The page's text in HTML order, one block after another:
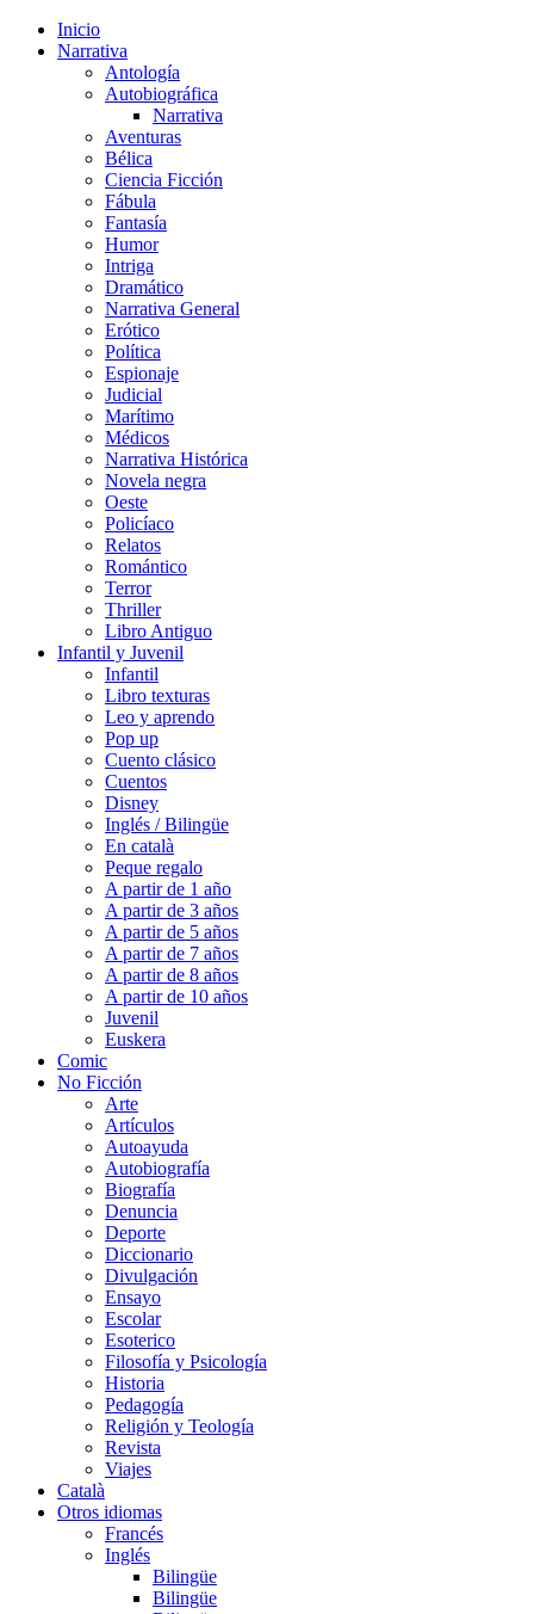
Inicio
Narrativa
Antología
Autobiográfica
Narrativa
Aventuras
Bélica
Ciencia Ficción
Fábula
Fantasía
Humor
Intriga
Dramático
Narrativa General
Erótico
Política
Espionaje
Judicial
Marítimo
Médicos
Narrativa Histórica
Novela negra
Oeste
Policíaco
Relatos
Romántico
Terror
Thriller
Libro Antiguo
Infantil y Juvenil
Infantil
Libro texturas
Leo y aprendo
Pop up
Cuento clásico
Cuentos
Disney
Inglés / Bilingüe
En català
Peque regalo
A partir de 1 año
A partir de 3 años
A partir de 5 años
A partir de 7 años
A partir de 8 años
A partir de 10 años
Juvenil
Euskera
Comic
No Ficción
Arte
Artículos
Autoayuda
Autobiografía
Biografía
Denuncia
Deporte
Diccionario
Divulgación
Ensayo
Escolar
Esoterico
Filosofía y Psicología
Historia
Pedagogía
Religión y Teología
Revista
Viajes
Català
Otros idiomas
Francés
Inglés
Bilingüe
Bilingüe